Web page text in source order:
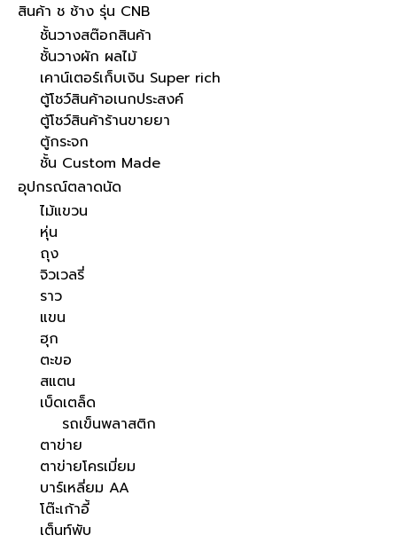
สินค้า ช ช้าง รุ่น CNB
ชั้นวางสต๊อกสินค้า
ชั้นวางผัก ผลไม้
เคาน์เตอร์เก็บเงิน Super rich
ตู้โชว์สินค้าอเนกประสงค์
ตู้โชว์สินค้าร้านขายยา
ตู้กระจก
ชั้น Custom Made
อุปกรณ์ตลาดนัด
ไม้แขวน
หุ่น
ถุง
จิวเวลรี่
ราว
แขน
ฮุก
ตะขอ
สแตน
เบ็ดเตล็ด
รถเข็นพลาสติก
ตาข่าย
ตาข่ายโครเมี่ยม
บาร์เหลี่ยม AA
โต๊ะเก้าอี้
เต็นท์พับ